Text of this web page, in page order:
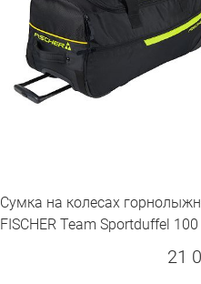
Сумка на колесах
FISCHER Team Sportduffel 100
21